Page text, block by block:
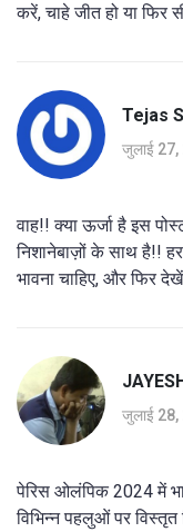
करें, चाहे जीत हो या फिर
Tejas
जुलाई 27,
वाह!! क्या ऊर्जा है इस
निशानेबाज़ों के साथ है!!
भावना चाहिए, और फिर
जुलाई
पेरिस ओलंपिक 2024 में
विभिन्न पहलुओं पर